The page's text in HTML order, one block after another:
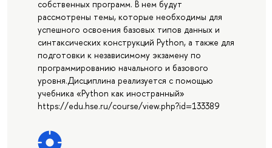
собственных программ. В нем будут
рассмотрены темы, которые необходимы для
успешного освоения базовых типов данных и
синтаксических конструкций Python, а также для
подготовки к независимому экзамену по
программированию начального и базового
уровня.Дисциплина реализуется с помощью
учебника «Python как иностранный»
https://edu.hse.ru/course/view.php?id=133389